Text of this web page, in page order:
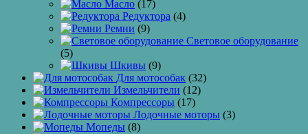
Масло (17)
Редуктора (4)
Ремни (9)
Световое оборудование
(5)
Шкивы (9)
Для мотособак (32)
Измельчители (12)
Компрессоры (17)
Лодочные моторы (3)
Мопеды (8)